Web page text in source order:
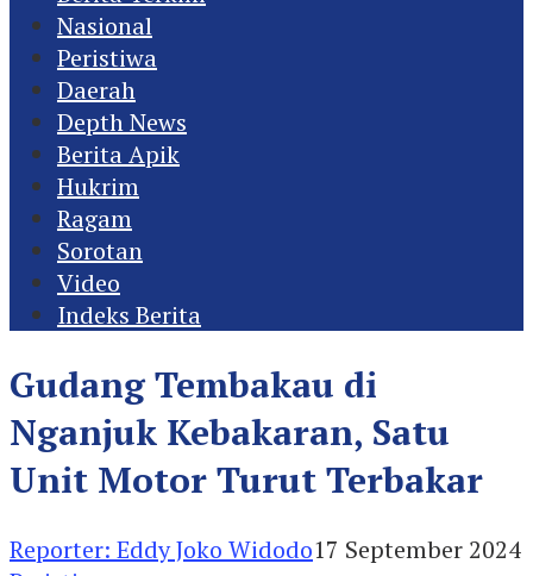
Nasional
Peristiwa
Daerah
Depth News
Berita Apik
Hukrim
Ragam
Sorotan
Video
Indeks Berita
Gudang Tembakau di
Nganjuk Kebakaran, Satu
Unit Motor Turut Terbakar
Reporter: Eddy Joko Widodo17 September 2024